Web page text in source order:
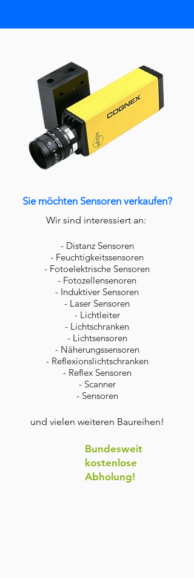
Sie möchten Sensoren verkaufen?
Wir sind interessiert an:
- Distanz Sensoren
- Feuchtigkeitssensoren
- Fotoelektrische Sensoren
- Fotozellensenoren
- Induktiver Sensoren
- Laser Sensoren
- Lichtleiter
- Lichtschranken
- Lichtsensoren
- Näherungssensoren
- Reflexionslichtschranken
- Reflex Sensoren
- Scanner
- Sensoren
und vielen weiteren Baureihen!
Bundesweit
kostenlose
Abholung!